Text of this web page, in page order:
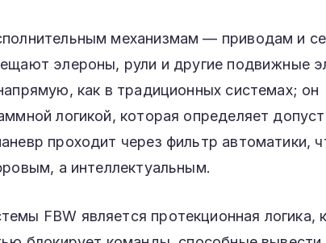
механизмам — приводам и
элероны, рули и другие подвижные
как в традиционных системах; он
логикой, которая определяет
проходит через фильтр автоматики,
а интеллектуальным.
FBW является протекционная логика,